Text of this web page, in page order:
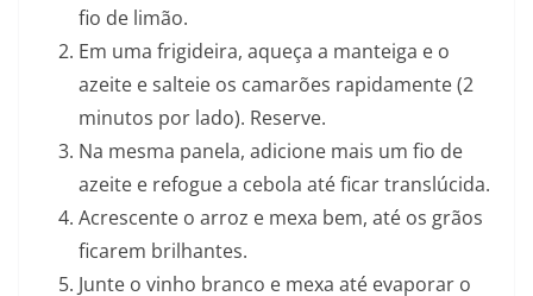
fio de limão.
Em uma frigideira, aqueça a manteiga e o
azeite e salteie os camarões rapidamente (2
minutos por lado). Reserve.
Na mesma panela, adicione mais um fio de
azeite e refogue a cebola até ficar translúcida.
Acrescente o arroz e mexa bem, até os grãos
ficarem brilhantes.
Junte o vinho branco e mexa até evaporar o